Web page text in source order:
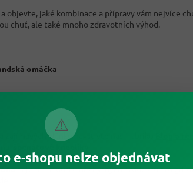
⚠
e-shopu nelze objednávat
objevte, jaké kombinace a přípravy vám nejvíce
chuť, ale také mnoho zdravotních výhod.
omáčka
článků navštivte naši rubriku
najdete spoustu nezbytných produktů pro